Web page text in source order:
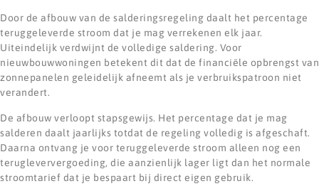
Door de afbouw van de salderingsregeling daalt het percentage
teruggeleverde stroom dat je mag verrekenen elk jaar.
Uiteindelijk verdwijnt de volledige saldering. Voor
nieuwbouwwoningen betekent dit dat de financiële opbrengst van
zonnepanelen geleidelijk afneemt als je verbruikspatroon niet
verandert.
De afbouw verloopt stapsgewijs. Het percentage dat je mag
salderen daalt jaarlijks totdat de regeling volledig is afgeschaft.
Daarna ontvang je voor teruggeleverde stroom alleen nog een
terugleververgoeding, die aanzienlijk lager ligt dan het normale
stroomtarief dat je bespaart bij direct eigen gebruik.